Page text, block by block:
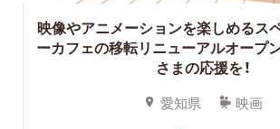
映像やアニメーションを楽しめるス
ーカフェの移転リニューアルオープ
さまの応援を！
愛知県 映画